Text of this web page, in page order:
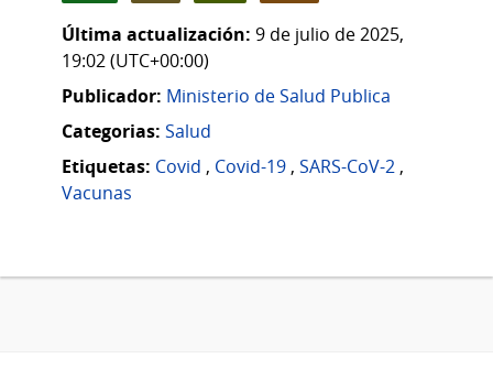
Última actualización: 9 de julio de 2025,
19:02 (UTC+00:00)
Publicador: Ministerio de Salud Publica
Categorias: Salud
Etiquetas: Covid , Covid-19 , SARS-CoV-2 ,
Vacunas